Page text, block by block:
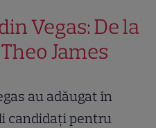
Vegas: De la
James
au adăugat în
candidați pentru